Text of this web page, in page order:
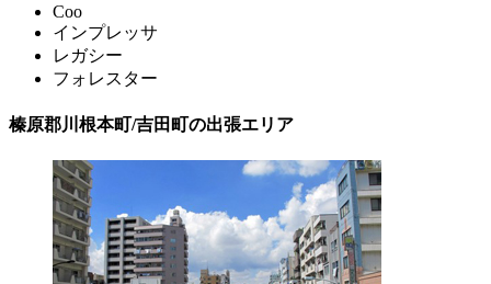
Coo
インプレッサ
レガシー
フォレスター
榛原郡川根本町/吉田町の出張エリア